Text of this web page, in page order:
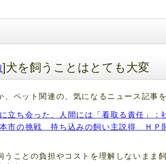
]犬を飼うことはとても大変
、ペット関連の、気になるニュース記事を
立ち会った、人間には「看取る責任」 :
市の挑戦 持ち込みの飼い主説得 ＨＰ
うことの負担やコストを理解しないまま